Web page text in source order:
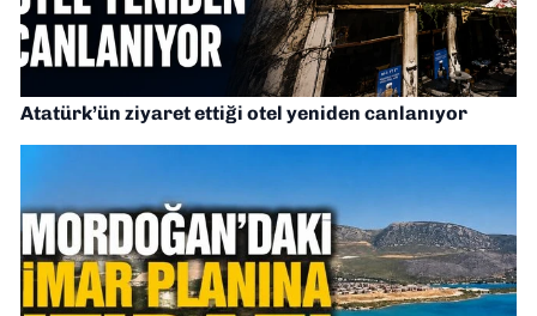
Atatürk’ün ziyaret ettiği otel yeniden canlanıyor